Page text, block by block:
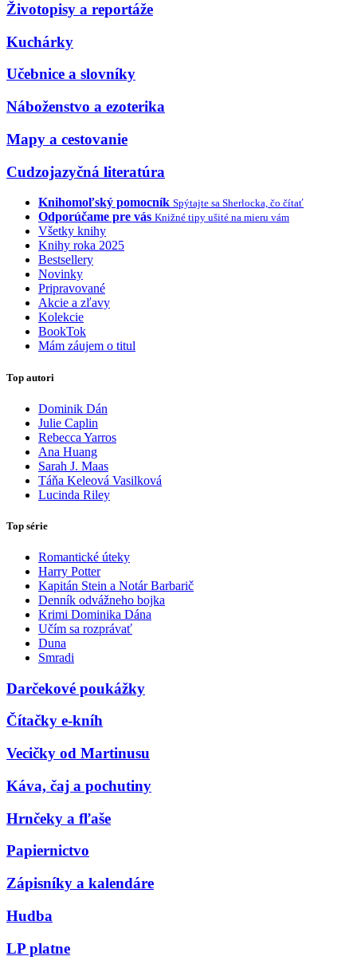
Životopisy a reportáže
Kuchárky
Učebnice a slovníky
Náboženstvo a ezoterika
Mapy a cestovanie
Cudzojazyčná literatúra
Knihomoľský pomocník Spýtajte sa Sherlocka, čo čítať
Odporúčame pre vás Knižné tipy ušité na mieru vám
Všetky knihy
Knihy roka 2025
Bestsellery
Novinky
Pripravované
Akcie a zľavy
Kolekcie
BookTok
Mám záujem o titul
Top autori
Dominik Dán
Julie Caplin
Rebecca Yarros
Ana Huang
Sarah J. Maas
Táňa Keleová Vasilková
Lucinda Riley
Top série
Romantické úteky
Harry Potter
Kapitán Stein a Notár Barbarič
Denník odvážneho bojka
Krimi Dominika Dána
Učím sa rozprávať
Duna
Smradi
Darčekové poukážky
Čítačky e-kníh
Vecičky od Martinusu
Káva, čaj a pochutiny
Hrnčeky a fľaše
Papiernictvo
Zápisníky a kalendáre
Hudba
LP platne